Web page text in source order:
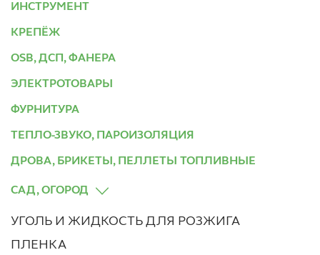
ИНСТРУМЕНТ
КРЕПЁЖ
OSB, ДСП, ФАНЕРА
ЭЛЕКТРОТОВАРЫ
ФУРНИТУРА
ТЕПЛО-ЗВУКО, ПАРОИЗОЛЯЦИЯ
ДРОВА, БРИКЕТЫ, ПЕЛЛЕТЫ ТОПЛИВНЫЕ
САД, ОГОРОД
УГОЛЬ И ЖИДКОСТЬ ДЛЯ РОЗЖИГА
ПЛЕНКА